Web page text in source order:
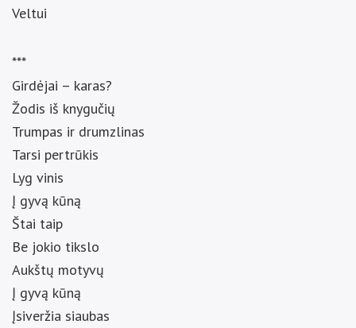
Veltui
***
Girdėjai – karas?
Žodis iš knygučių
Trumpas ir drumzlinas
Tarsi pertrūkis
Lyg vinis
Į gyvą kūną
Štai taip
Be jokio tikslo
Aukštų motyvų
Į gyvą kūną
Įsiveržia siaubas